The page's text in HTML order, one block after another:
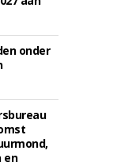
onder
en